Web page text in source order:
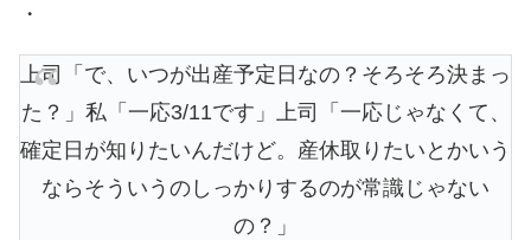
・
上司「で、いつが出産予定日なの？そろそろ決まっ
た？」私「一応3/11です」上司「一応じゃなくて、
確定日が知りたいんだけど。産休取りたいとかいう
ならそういうのしっかりするのが常識じゃない
の？」